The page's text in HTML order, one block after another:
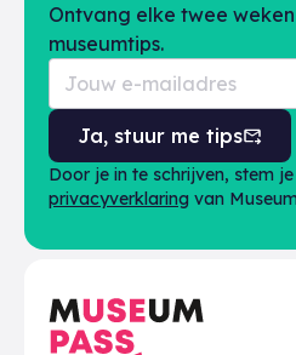
Ontvang elke twee
museumtips.
Ja, stuur me tips
Door je in te schrijven, stem
privacyverklaring van